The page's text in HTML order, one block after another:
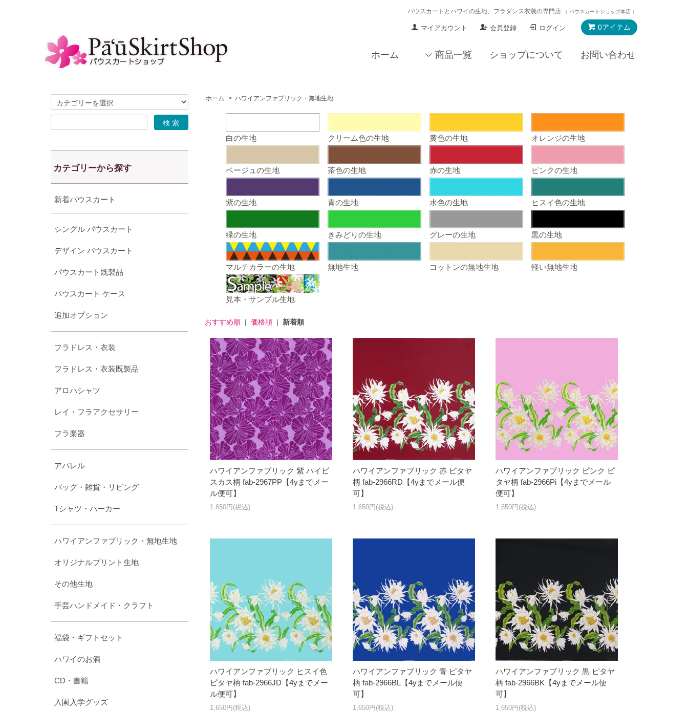
パウスカートとハワイの生地、フラダンス衣装の専門店 ［ パウスカートショップ本店 ］
0アイテム
マイアカウント 会員登録 ログイン
ホーム 商品一覧 ショップについて お問い合わせ
ホーム > ハワイアンファブリック・無地生地
白の生地 クリーム色の生地 黄色の生地 オレンジの生地
ベージュの生地 茶色の生地 赤の生地 ピンクの生地
紫の生地 青の生地 水色の生地 ヒスイ色の生地
緑の生地 きみどりの生地 グレーの生地 黒の生地
マルチカラーの生地 無地生地 コットンの無地生地 軽い無地生地
見本・サンプル生地
おすすめ順| 価格順| 新着順
ハワイアンファブリック 紫 ハイビ
スカス柄 fab-2967PP【4yまでメー
ル便可】
1,650円(税込)
ハワイアンファブリック 赤 ピタヤ
柄 fab-2966RD【4yまでメール便
可】
1,650円(税込)
ハワイアンファブリック ピンク ピ
タヤ柄 fab-2966Pi【4yまでメール
便可】
1,650円(税込)
ハワイアンファブリック ヒスイ色
ピタヤ柄 fab-2966JD【4yまでメー
ル便可】
1,650円(税込)
ハワイアンファブリック 青 ピタヤ
柄 fab-2966BL【4yまでメール便
可】
1,650円(税込)
ハワイアンファブリック 黒 ピタヤ
柄 fab-2966BK【4yまでメール便
可】
1,650円(税込)
カテゴリーから探す
新着パウスカート
シングル パウスカート
デザイン パウスカート
パウスカート既製品
パウスカート ケース
追加オプション
フラドレス・衣装
フラドレス・衣装既製品
アロハシャツ
レイ・フラアクセサリー
フラ楽器
アパレル
バッグ・雑貨・リビング
Tシャツ・パーカー
ハワイアンファブリック・無地生地
オリジナルプリント生地
その他生地
手芸ハンドメイド・クラフト
福袋・ギフトセット
ハワイのお酒
CD・書籍
入園入学グッズ